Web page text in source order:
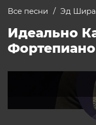
Все песни Эд
Идеально